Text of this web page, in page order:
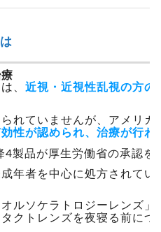
、 近視・近視性乱視の方の
れていませんが、アメリ
性が認められ、治療が行わ
4製品が厚生労働省の承認
年者を中心に処方されてい
ルソケラトロジーレンズ
クトレンズを夜寝る前に